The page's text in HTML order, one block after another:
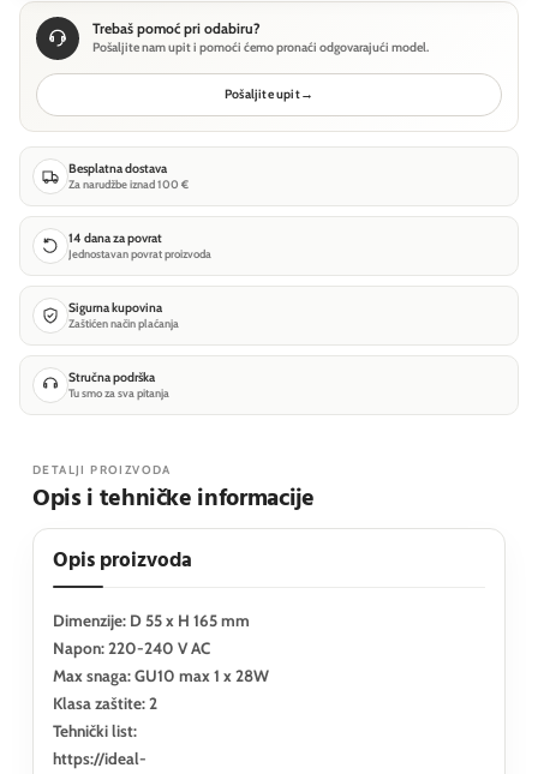
Trebaš pomoć pri odabiru?
Pošaljite nam upit i pomoći ćemo pronaći odgovarajući model.
Pošaljite upit→
Besplatna dostava
Za narudžbe iznad 100 €
14 dana za povrat
Jednostavan povrat proizvoda
Sigurna kupovina
Zaštićen način plaćanja
Stručna podrška
Tu smo za sva pitanja
DETALJI PROIZVODA
Opis i tehničke informacije
Opis proizvoda
Dimenzije: D 55 x H 165 mm
Napon: 220-240 V AC
Max snaga: GU10 max 1 x 28W
Klasa zaštite: 2
Tehnički list:
https://ideal-